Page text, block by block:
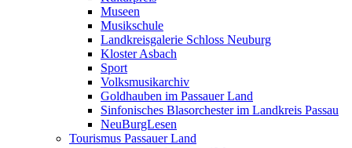
Museen
Musikschule
Landkreisgalerie Schloss Neuburg
Kloster Asbach
Sport
Volksmusikarchiv
Goldhauben im Passauer Land
Sinfonisches Blasorchester im Landkreis Passau
NeuBurgLesen
Tourismus Passauer Land